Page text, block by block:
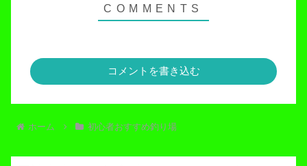
コメントを書き込む
ホーム 初心者おすすめ釣り場